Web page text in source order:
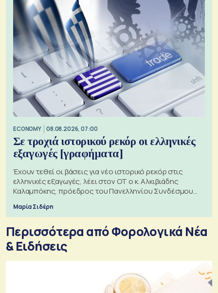
ECONOMY 08.08.2026, 07:00
Σε τροχιά ιστορικού ρεκόρ οι ελληνικές
εξαγωγές [γραφήματα]
Έχουν τεθεί οι βάσεις για νέο ιστορικό ρεκόρ στις
ελληνικές εξαγωγές, λέει στον ΟΤ ο κ. Αλκιβιάδης
Καλαμπόκης, πρόεδρος του Πανελληνίου Συνδέσμου
Εξαγωγέων
Μαρία Σιδέρη
Περισσότερα από Φορολογικά Νέα
& Eιδήσεις